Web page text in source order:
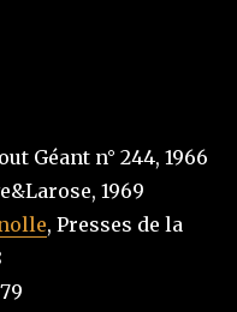
Géant n° 244, 1966
1969
, Presses de la